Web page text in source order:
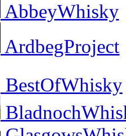
AbbeyWhisky
ArdbegProject
BestOfWhisky